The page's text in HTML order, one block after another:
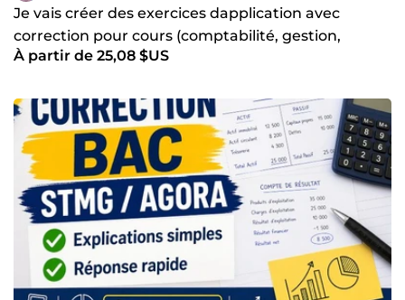
Je vais créer des exercices dapplication avec
correction pour cours (comptabilité, gestion,
mathématiques)
À partir de 25,08 $US